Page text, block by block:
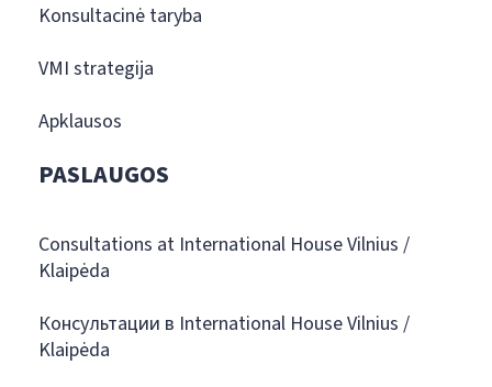
Konsultacinė taryba
VMI strategija
Apklausos
PASLAUGOS
Consultations at International House Vilnius /
Klaipėda
Консультации в International House Vilnius /
Klaipėda